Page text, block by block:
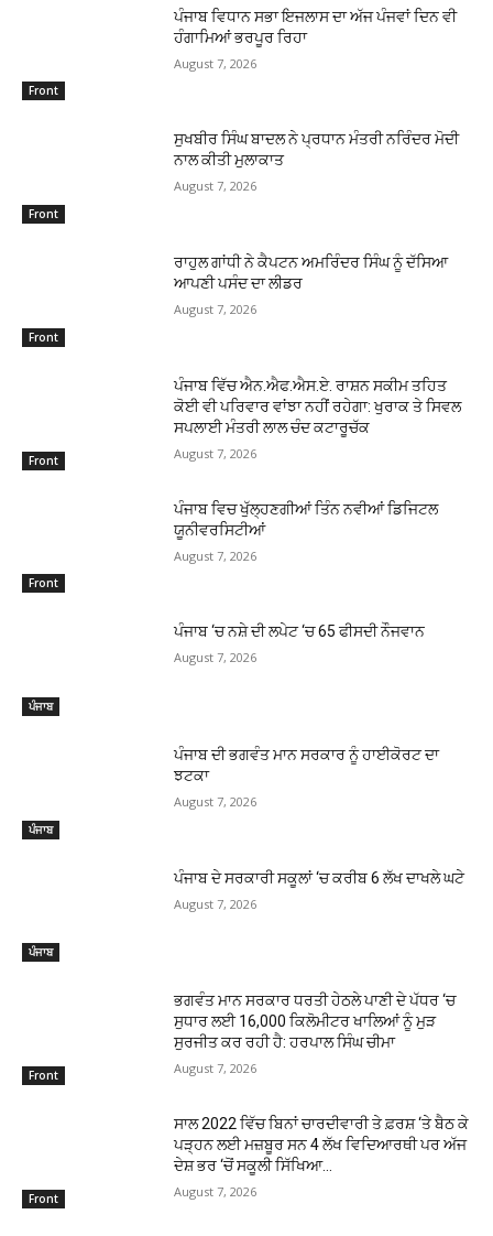
Front
ਪੰਜਾਬ ਵਿਧਾਨ ਸਭਾ ਇਜਲਾਸ ਦਾ ਅੱਜ ਪੰਜਵਾਂ ਦਿਨ ਵੀ
ਹੰਗਾਮਿਆਂ ਭਰਪੂਰ ਰਿਹਾ
August 7, 2026
Front
ਸੁਖਬੀਰ ਸਿੰਘ ਬਾਦਲ ਨੇ ਪ੍ਰਧਾਨ ਮੰਤਰੀ ਨਰਿੰਦਰ ਮੋਦੀ
ਨਾਲ ਕੀਤੀ ਮੁਲਾਕਾਤ
August 7, 2026
Front
ਰਾਹੁਲ ਗਾਂਧੀ ਨੇ ਕੈਪਟਨ ਅਮਰਿੰਦਰ ਸਿੰਘ ਨੂੰ ਦੱਸਿਆ
ਆਪਣੀ ਪਸੰਦ ਦਾ ਲੀਡਰ
August 7, 2026
Front
ਪੰਜਾਬ ਵਿੱਚ ਐਨ.ਐਫ.ਐਸ.ਏ. ਰਾਸ਼ਨ ਸਕੀਮ ਤਹਿਤ
ਕੋਈ ਵੀ ਪਰਿਵਾਰ ਵਾਂਝਾ ਨਹੀਂ ਰਹੇਗਾ: ਖੁਰਾਕ ਤੇ ਸਿਵਲ
ਸਪਲਾਈ ਮੰਤਰੀ ਲਾਲ ਚੰਦ ਕਟਾਰੂਚੱਕ
August 7, 2026
Front
ਪੰਜਾਬ ਵਿਚ ਖੁੱਲ੍ਹਣਗੀਆਂ ਤਿੰਨ ਨਵੀਆਂ ਡਿਜਿਟਲ
ਯੂਨੀਵਰਸਿਟੀਆਂ
August 7, 2026
ਪੰਜਾਬ
ਪੰਜਾਬ ‘ਚ ਨਸ਼ੇ ਦੀ ਲਪੇਟ ‘ਚ 65 ਫੀਸਦੀ ਨੌਜਵਾਨ
August 7, 2026
ਪੰਜਾਬ
ਪੰਜਾਬ ਦੀ ਭਗਵੰਤ ਮਾਨ ਸਰਕਾਰ ਨੂੰ ਹਾਈਕੋਰਟ ਦਾ
ਝਟਕਾ
August 7, 2026
ਪੰਜਾਬ
ਪੰਜਾਬ ਦੇ ਸਰਕਾਰੀ ਸਕੂਲਾਂ ‘ਚ ਕਰੀਬ 6 ਲੱਖ ਦਾਖਲੇ ਘਟੇ
August 7, 2026
Front
ਭਗਵੰਤ ਮਾਨ ਸਰਕਾਰ ਧਰਤੀ ਹੇਠਲੇ ਪਾਣੀ ਦੇ ਪੱਧਰ ‘ਚ
ਸੁਧਾਰ ਲਈ 16,000 ਕਿਲੋਮੀਟਰ ਖਾਲਿਆਂ ਨੂੰ ਮੁੜ
ਸੁਰਜੀਤ ਕਰ ਰਹੀ ਹੈ: ਹਰਪਾਲ ਸਿੰਘ ਚੀਮਾ
August 7, 2026
Front
ਸਾਲ 2022 ਵਿੱਚ ਬਿਨਾਂ ਚਾਰਦੀਵਾਰੀ ਤੇ ਫ਼ਰਸ਼ ‘ਤੇ ਬੈਠ ਕੇ
ਪੜ੍ਹਨ ਲਈ ਮਜ਼ਬੂਰ ਸਨ 4 ਲੱਖ ਵਿਦਿਆਰਥੀ ਪਰ ਅੱਜ
ਦੇਸ਼ ਭਰ ‘ਚੋਂ ਸਕੂਲੀ ਸਿੱਖਿਆ...
August 7, 2026